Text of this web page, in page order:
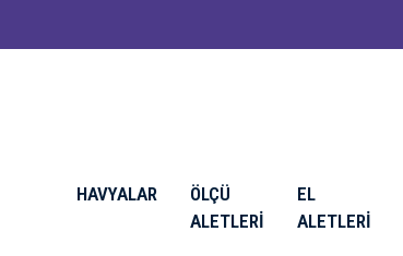
HAVYALAR
ÖLÇÜ
ALETLERİ
EL
ALETLERİ